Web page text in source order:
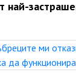
най-